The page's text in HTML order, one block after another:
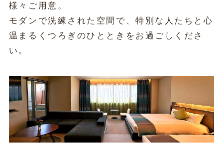
様々ご用意。
モダンで洗練された空間で、特別な人たちと心
温まるくつろぎのひとときをお過ごしくださ
い。